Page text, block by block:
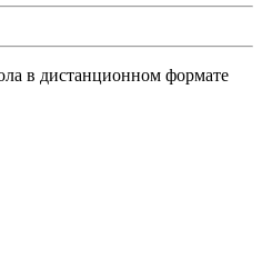
в дистанционном формате